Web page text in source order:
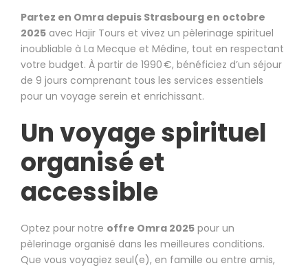
Partez en Omra depuis Strasbourg en octobre
2025 avec Hajir Tours et vivez un pèlerinage spirituel
inoubliable à La Mecque et Médine, tout en respectant
votre budget. À partir de 1990 €, bénéficiez d’un séjour
de 9 jours comprenant tous les services essentiels
pour un voyage serein et enrichissant.
Un voyage spirituel
organisé et
accessible
Optez pour notre offre Omra 2025 pour un
pèlerinage organisé dans les meilleures conditions.
Que vous voyagiez seul(e), en famille ou entre amis,